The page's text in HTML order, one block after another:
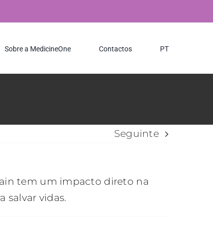
Sobre a MedicineOne Contactos PT
Seguinte
tem um impacto direto na
salvar vidas.